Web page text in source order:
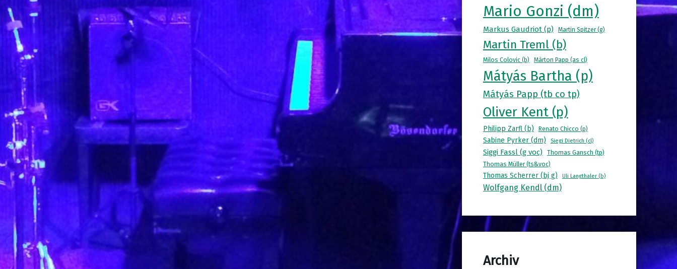
Mario Gonzi (dm)
Markus Gaudriot (p) Martin Spitzer (g)
Martin Treml (b)
Milos Colovic (b) Màrton Papp (as cl)
Mátyás Bartha (p)
Mátyás Papp (tb co tp)
Oliver Kent (p)
Philipp Zarfl (b) Renato Chicco (p)
Sabine Pyrker (dm) Siegi Dietrich (cl)
Siggi Fassl (g voc)
Thomas Gansch (tp)
Thomas Müller (ts&voc)
Thomas Scherrer (bj g) Uli Langthaler (b)
Wolfgang Kendl (dm)
Archiv